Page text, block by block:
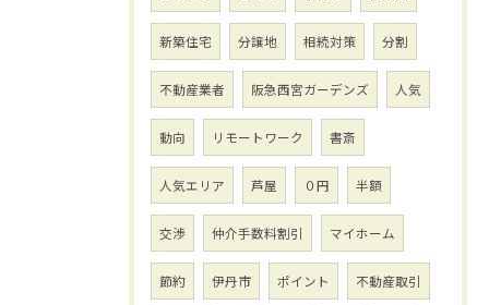
新築住宅 分譲地 相続対策 分割
不動産業者 阪急西宮ガーデンズ 人気
動向 リモートワーク 書斎
人気エリア 芦屋 ０円 半額
交渉 仲介手数料割引 マイホーム
節約 伊丹市 ポイント 不動産取引